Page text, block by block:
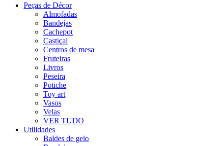
Peças de Décor
Almofadas
Bandejas
Cachepot
Castiçal
Centros de mesa
Fruteiras
Livros
Peseira
Potiche
Toy art
Vasos
Velas
VER TUDO
Utilidades
Baldes de gelo